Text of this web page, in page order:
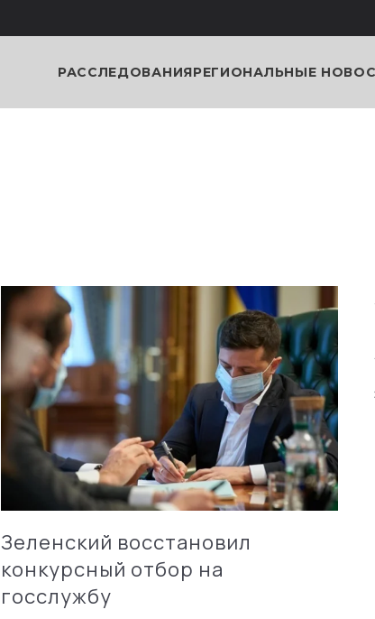
РАССЛЕДОВАНИЯРЕГИОНАЛЬНЫЕ
Зеленский восстановил
конкурсный отбор на
госслужбу